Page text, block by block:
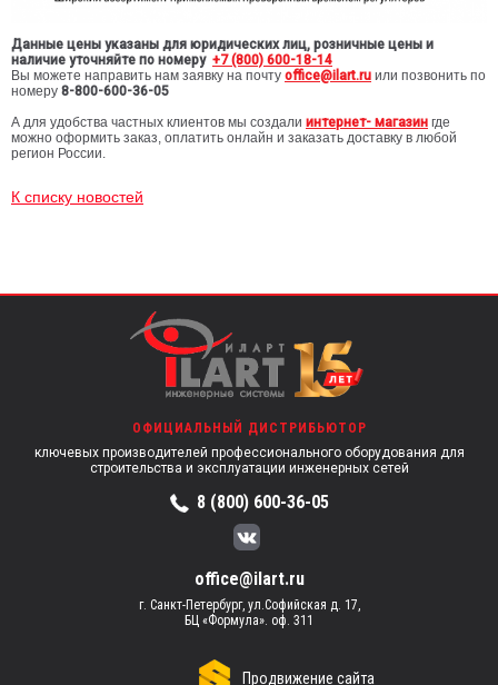
Данные цены указаны для юридических лиц, розничные цены и
наличие уточняйте по номеру +7 (800) 600-18-14
Вы можете направить нам заявку на почту office@ilart.ru или позвонить по
номеру 8-800-600-36-05
А для удобства частных клиентов мы создали интернет- магазин где
можно оформить заказ, оплатить онлайн и заказать доставку в любой
регион России.
К списку новостей
ОФИЦИАЛЬНЫЙ ДИСТРИБЬЮТОР
ключевых производителей профессионального оборудования для
строительства и эксплуатации инженерных сетей
8 (800) 600-36-05
office@ilart.ru
г. Санкт-Петербург, ул.Софийская д. 17,
БЦ «Формула». оф. 311
Продвижение сайта